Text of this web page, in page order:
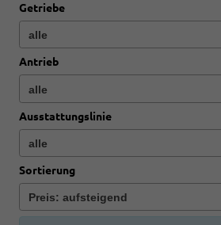
Getriebe
Antrieb
Ausstattungslinie
Sortierung